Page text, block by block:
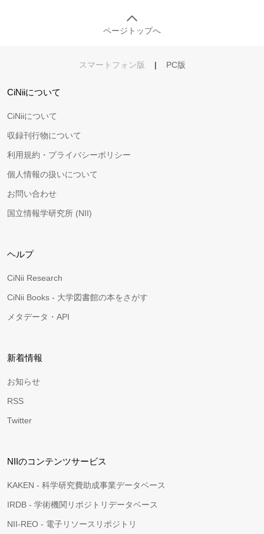
ページトップへ
スマートフォン版 | PC版
CiNiiについて
CiNiiについて
収録刊行物について
利用規約・プライバシーポリシー
個人情報の扱いについて
お問い合わせ
国立情報学研究所 (NII)
ヘルプ
CiNii Research
CiNii Books - 大学図書館の本をさがす
メタデータ・API
新着情報
お知らせ
RSS
Twitter
NIIのコンテンツサービス
KAKEN - 科学研究費助成事業データベース
IRDB - 学術機関リポジトリデータベース
NII-REO - 電子リソースリポジトリ